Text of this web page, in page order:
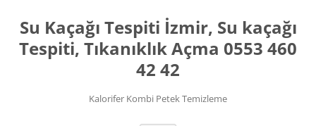
Su Kaçağı Tespiti İzmir, Su kaçağı
Tespiti, Tıkanıklık Açma 0553 460
42 42
Kalorifer Kombi Petek Temizleme